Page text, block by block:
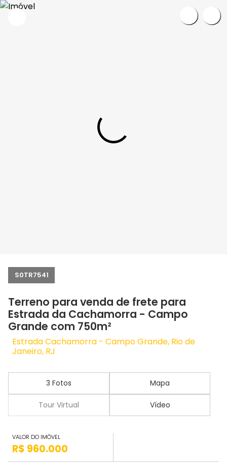
S0TR7541
Terreno para venda de frete para
Estrada da Cachamorra - Campo
Grande com 750m²
Estrada Cachamorra - Campo Grande, Rio de
Janeiro, RJ
3 Fotos Mapa
Tour Virtual Vídeo
VALOR DO IMÓVEL
R$ 960.000